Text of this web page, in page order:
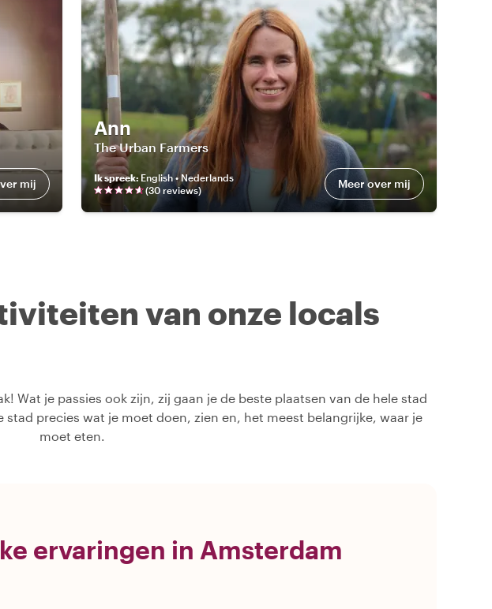
mij
Ann
The Urban Farmers
Ik spreek: English • Nederlands
(30 reviews) Meer over mij
van onze locals
Wat je passies ook zijn, zij gaan je de beste plaatsen van de hele stad
precies wat je moet doen, zien en, het meest belangrijke, waar je
moet eten.
ervaringen in Amsterdam